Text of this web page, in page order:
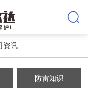
资讯
防雷知识